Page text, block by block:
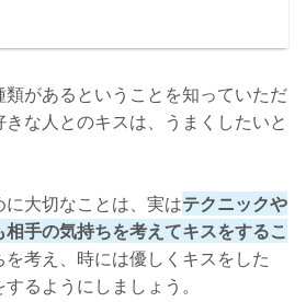
があるということを知っていただ
な人とのキスは、うまくしたいと
大切なことは、実はテクニックや
手の気持ちを考えてキスをするこ
考え、時には優しくキスをした
るようにしましょう。